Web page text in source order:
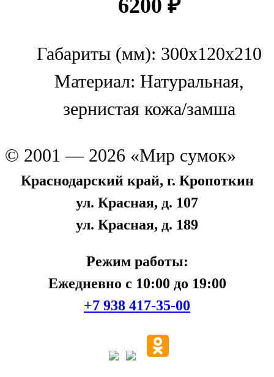
6200 ₽
Габариты (мм): 300x120x210
Материал: Натуральная,
зернистая кожа/замша
© 2001 — 2026 «Мир сумок»
Краснодарский край, г. Кропоткин
ул. Красная, д. 107
ул. Красная, д. 189
Режим работы:
Ежедневно с 10:00 до 19:00
+7 938 417-35-00